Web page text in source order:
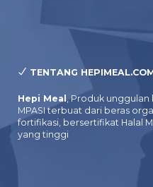
TENTANG
Hepi Meal , Produk
MPASI terbuat dari beras
fortifikasi, bersertifikat Halal
yang tinggi